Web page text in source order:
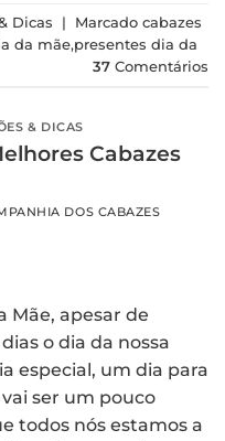
Dicas | Marcado cabazes
da mãe,presentes dia da
37 Comentários
& DICAS
Cabazes
DOS CABAZES
Mãe, apesar de
o dia da nossa
especial, um dia para
ser um pouco
todos nós estamos a